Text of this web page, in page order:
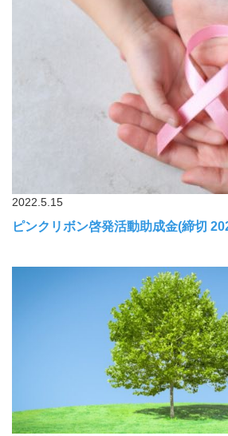
2022.5.15
ピンクリボン啓発活動助成金(締切